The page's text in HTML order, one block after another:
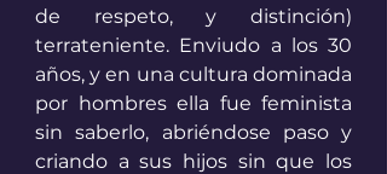
de respeto, y distinción)
terrateniente. Enviudo a los 30
años, y en una cultura dominada
por hombres ella fue feminista
sin saberlo, abriéndose paso y
criando a sus hijos sin que los